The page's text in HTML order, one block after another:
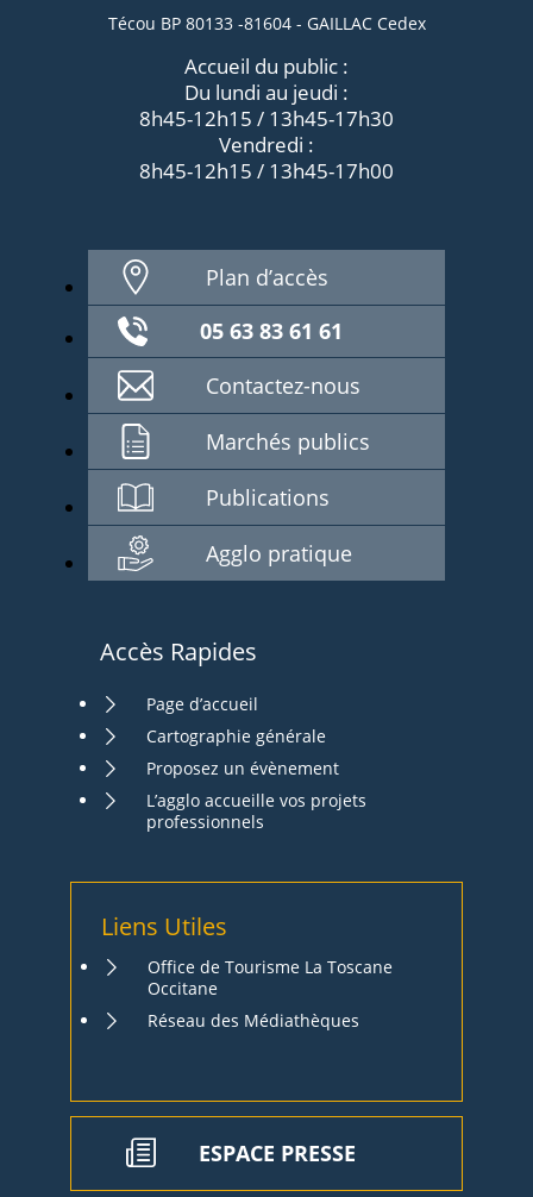
Técou BP 80133 -81604 - GAILLAC Cedex
Accueil du public :
Du lundi au jeudi :
8h45-12h15 / 13h45-17h30
Vendredi :
8h45-12h15 / 13h45-17h00
Plan d’accès
05 63 83 61 61
Contactez-nous
Marchés publics
Publications
Agglo pratique
Accès Rapides
Page d’accueil
Cartographie générale
Proposez un évènement
L’agglo accueille vos projets
professionnels
Liens Utiles
Office de Tourisme La Toscane
Occitane
Réseau des Médiathèques
ESPACE PRESSE